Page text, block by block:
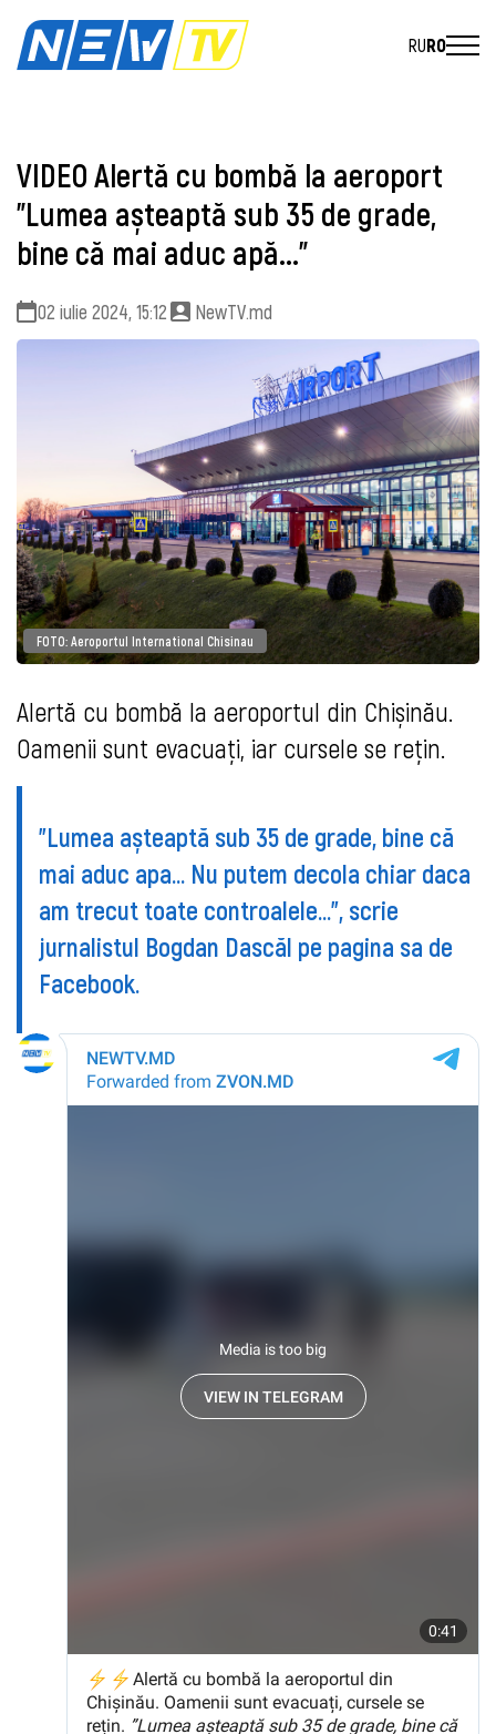
RURO
VIDEO Alertă cu bombă la aeroport
”Lumea așteaptă sub 35 de grade,
bine că mai aduc apă...”
02 iulie 2024, 15:12 NewTV.md
FOTO: Aeroportul International Chisinau
Alertă cu bombă la aeroportul din Chișinău.
Oamenii sunt evacuați, iar cursele se rețin.
”Lumea așteaptă sub 35 de grade, bine că
mai aduc apa... Nu putem decola chiar daca
am trecut toate controalele...”, scrie
jurnalistul Bogdan Dascăl pe pagina sa de
Facebook.